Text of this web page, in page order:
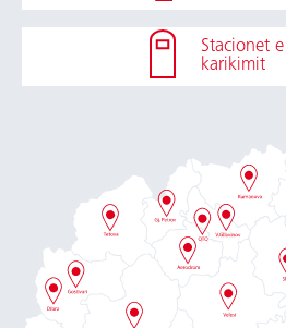
Stacionet e
karikimit